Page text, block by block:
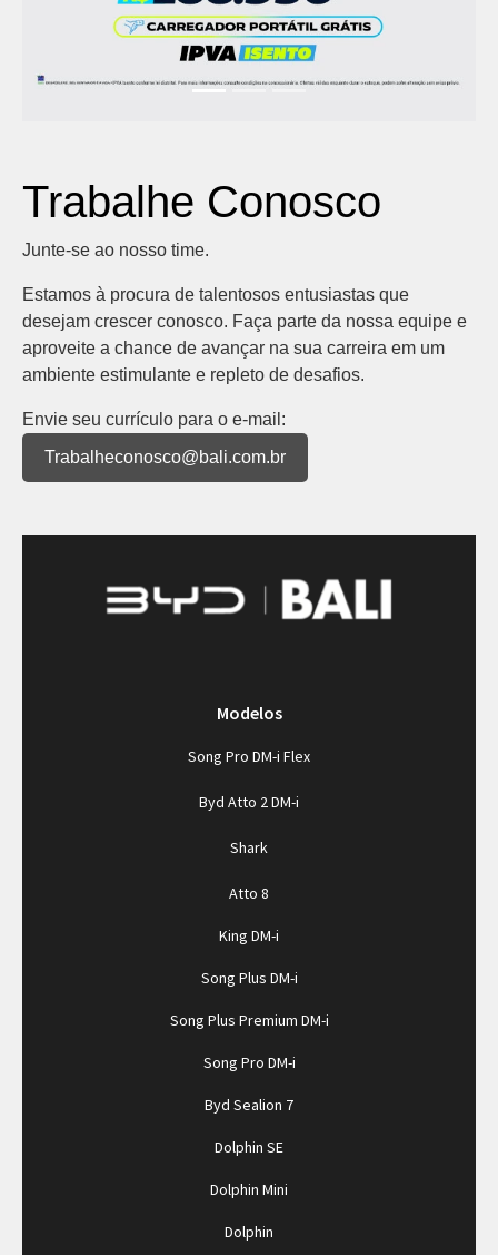
Trabalhe Conosco
Junte-se ao nosso time.
Estamos à procura de talentosos entusiastas que
desejam crescer conosco. Faça parte da nossa equipe e
aproveite a chance de avançar na sua carreira em um
ambiente estimulante e repleto de desafios.
Envie seu currículo para o e-mail:
Trabalheconosco@bali.com.br
Modelos
Song Pro DM-i Flex
Byd Atto 2 DM-i
Shark
Atto 8
King DM-i
Song Plus DM-i
Song Plus Premium DM-i
Song Pro DM-i
Byd Sealion 7
Dolphin SE
Dolphin Mini
Dolphin